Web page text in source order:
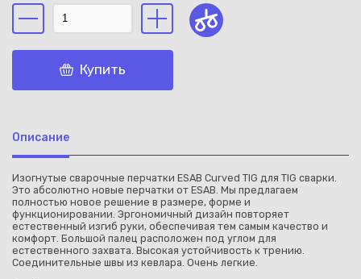
Купить
Описание
Изогнутые сварочные перчатки ESAB Curved TIG для TIG сварки.
Это абсолютно новые перчатки от ESAB. Мы предлагаем
полностью новое решение в размере, форме и
функционировании. Эргономичный дизайн повторяет
естественный изгиб руки, обеспечивая тем самым качество и
комфорт. Большой палец расположен под углом для
естественного захвата. Высокая устойчивость к трению.
Соединительные швы из кевлара. Очень легкие.